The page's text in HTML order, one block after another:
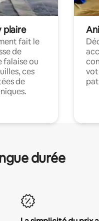
plaire
fait le
de
falaise ou
ces
de
durée